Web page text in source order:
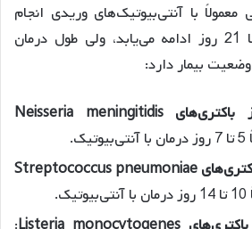
معمولاً با آنتی‌بیوتیک‌های وریدی انجام
می‌شود و به مدت 7 تا 21 روز ادامه می‌یابد، ولی طول درمان
بیمار دارد:
مننژیت ناشی از باکتری‌های Neisseria meningitidis
مننژیت ناشی از باکتری‌های Streptococcus pneumoniae